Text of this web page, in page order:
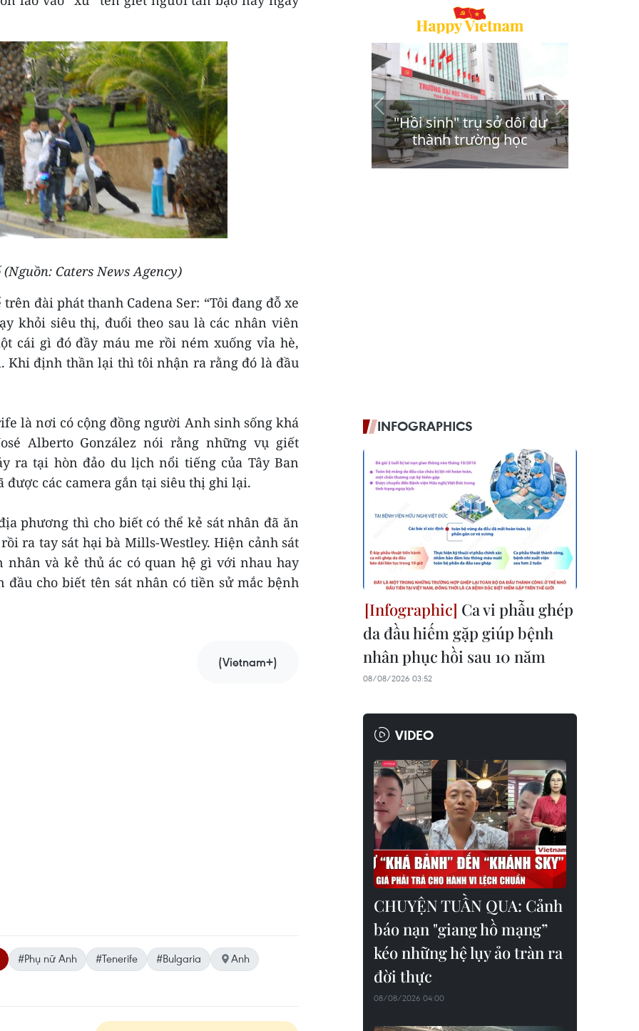
Caters News Agency)
đài phát thanh Cadena Ser: “Tôi đang đỗ xe
khỏi siêu thị, đuổi theo sau là các nhân viên
cái gì đó đầy máu me rồi ném xuống vỉa hè,
Khi định thần lại thì tôi nhận ra rằng đó là đầu
là nơi có cộng đồng người Anh sinh sống khá
Alberto González nói rằng những vụ giết
ra tại hòn đảo du lịch nổi tiếng của Tây Ban
được các camera gắn tại siêu thị ghi lại.
phương thì cho biết có thể kẻ sát nhân đã ăn
ra tay sát hại bà Mills-Westley. Hiện cảnh sát
nhân và kẻ thủ ác có quan hệ gì với nhau hay
đầu cho biết tên sát nhân có tiền sử mắc bệnh
(Vietnam+)
#Phụ nữ Anh #Tenerife #Bulgaria
Anh
INFOGRAPHICS
Ca vi phẫu ghép
da đầu hiếm gặp giúp bệnh
nhân phục hồi sau 10 năm
08/08/2026 03:52
VIDEO
CHUYỆN TUẦN QUA: Cảnh
báo nạn "giang hồ mạng”
kéo những hệ lụy ảo tràn ra
đời thực
08/08/2026 04:00